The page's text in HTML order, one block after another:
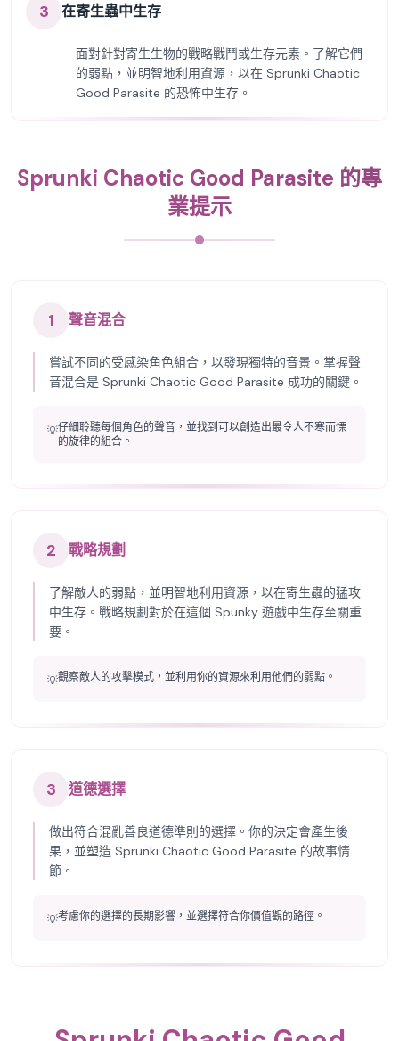
3 在寄生蟲中生存
面對針對寄生生物的戰略戰鬥或生存元素。了解它們
的弱點，並明智地利用資源，以在 Sprunki Chaotic
Good Parasite 的恐怖中生存。
Sprunki Chaotic Good Parasite 的專
業提示
1 聲音混合
嘗試不同的受感染角色組合，以發現獨特的音景。掌握聲
音混合是 Sprunki Chaotic Good Parasite 成功的關鍵。
💡仔細聆聽每個角色的聲音，並找到可以創造出最令人不寒而慄
的旋律的組合。
2 戰略規劃
了解敵人的弱點，並明智地利用資源，以在寄生蟲的猛攻
中生存。戰略規劃對於在這個 Spunky 遊戲中生存至關重
要。
💡觀察敵人的攻擊模式，並利用你的資源來利用他們的弱點。
3 道德選擇
做出符合混亂善良道德準則的選擇。你的決定會產生後
果，並塑造 Sprunki Chaotic Good Parasite 的故事情
節。
💡考慮你的選擇的長期影響，並選擇符合你價值觀的路徑。